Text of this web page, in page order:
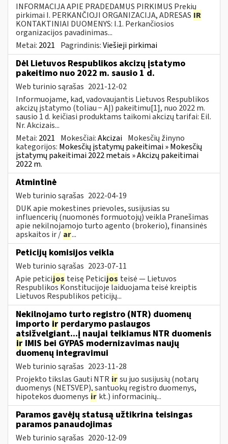
INFORMACIJA APIE PRADEDAMUS PIRKIMUS Prekių
pirkimai I. PERKANČIOJI ORGANIZACIJA, ADRESAS IR
KONTAKTINIAI DUOMENYS: I.1. Perkančiosios
organizacijos pavadinimas...
Metai: 2021 Pagrindinis:Viešieji pirkimai
Dėl Lietuvos Respublikos akcizų įstatymo
pakeitimo nuo 2022 m. sausio 1 d.
Web turinio sąrašas 2021-12-02
Informuojame, kad, vadovaujantis Lietuvos Respublikos
akcizų įstatymo (toliau − AĮ) pakeitimu[1], nuo 2022 m.
sausio 1 d. keičiasi produktams taikomi akcizų tarifai: Eil.
Nr. Akcizais...
Metai: 2021 Mokesčiai:Akcizai Mokesčių žinyno
kategorijos: Mokesčių įstatymų pakeitimai » Mokesčių
įstatymų pakeitimai 2022 metais » Akcizų pakeitimai
2022 m.
Atmintinė
Web turinio sąrašas 2022-04-19
DUK apie mokestines prievoles, susijusias su
influencerių (nuomonės formuotojų) veikla Pranešimas
apie nekilnojamojo turto agento (brokerio), finansinės
apskaitos ir / ar...
Peticijų komisijos veikla
Web turinio sąrašas 2023-07-11
Apie peticijos teisę Peticijos teisė — Lietuvos
Respublikos Konstitucijoje laiduojama teisė kreiptis
Lietuvos Respublikos peticijų...
Nekilnojamo turto registro (NTR) duomenų
importo ir perdarymo paslaugos
atsižvelgiant...į naujai teikiamus NTR duomenis
ir IMIS bei GYPAS modernizavimas naujų
duomenų integravimui
Web turinio sąrašas 2023-11-28
Projekto tikslas Gauti NTR irsu juo susijusių (notarų
duomenys (NETSVEP), santuokų registro duomenys,
hipotekos duomenys ir kt.) informacinių...
Paramos gavėjų statusą užtikrina teisingas
paramos panaudojimas
Web turinio sąrašas 2020-12-09